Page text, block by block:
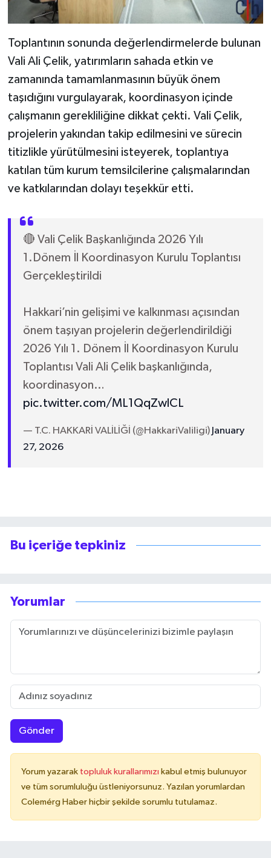
Toplantının sonunda değerlendirmelerde bulunan
Vali Ali Çelik, yatırımların sahada etkin ve
zamanında tamamlanmasının büyük önem
taşıdığını vurgulayarak, koordinasyon içinde
çalışmanın gerekliliğine dikkat çekti. Vali Çelik,
projelerin yakından takip edilmesini ve sürecin
titizlikle yürütülmesini isteyerek, toplantıya
katılan tüm kurum temsilcilerine çalışmalarından
ve katkılarından dolayı teşekkür etti.
🔴 Vali Çelik Başkanlığında 2026 Yılı
1.Dönem İl Koordinasyon Kurulu Toplantısı
Gerçekleştirildi
Hakkari’nin gelişimi ve kalkınması açısından
önem taşıyan projelerin değerlendirildiği
2026 Yılı 1. Dönem İl Koordinasyon Kurulu
Toplantısı Vali Ali Çelik başkanlığında,
koordinasyon…
pic.twitter.com/ML1QqZwlCL
— T.C. HAKKARİ VALİLİĞİ (@HakkariValiligi) January
27, 2026
Bu içeriğe tepkiniz
Yorumlar
Gönder
Yorum yazarak topluluk kurallarımızı kabul etmiş bulunuyor
ve tüm sorumluluğu üstleniyorsunuz. Yazılan yorumlardan
Colemérg Haber hiçbir şekilde sorumlu tutulamaz.